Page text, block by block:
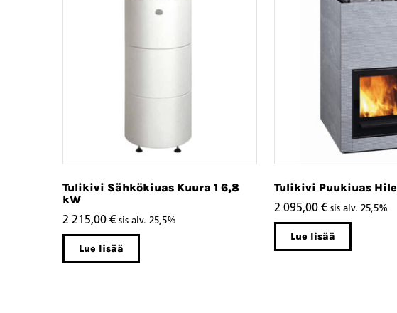
Tulikivi Sähkökiuas Kuura 1 6,8
kW
2 215,00 € sis alv. 25,5%
Lue lisää
Tulikivi Puukiuas Hile
2 095,00 € sis alv. 25,5%
Lue lisää